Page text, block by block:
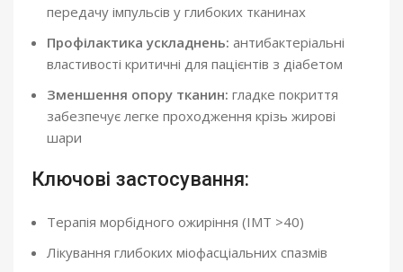
передачу імпульсів у глибоких тканинах
Профілактика ускладнень: антибактеріальні
властивості критичні для пацієнтів з діабетом
Зменшення опору тканин: гладке покриття
забезпечує легке проходження крізь жирові
шари
Ключові застосування:
Терапія морбідного ожиріння (ІМТ >40)
Лікування глибоких міофасціальних спазмів